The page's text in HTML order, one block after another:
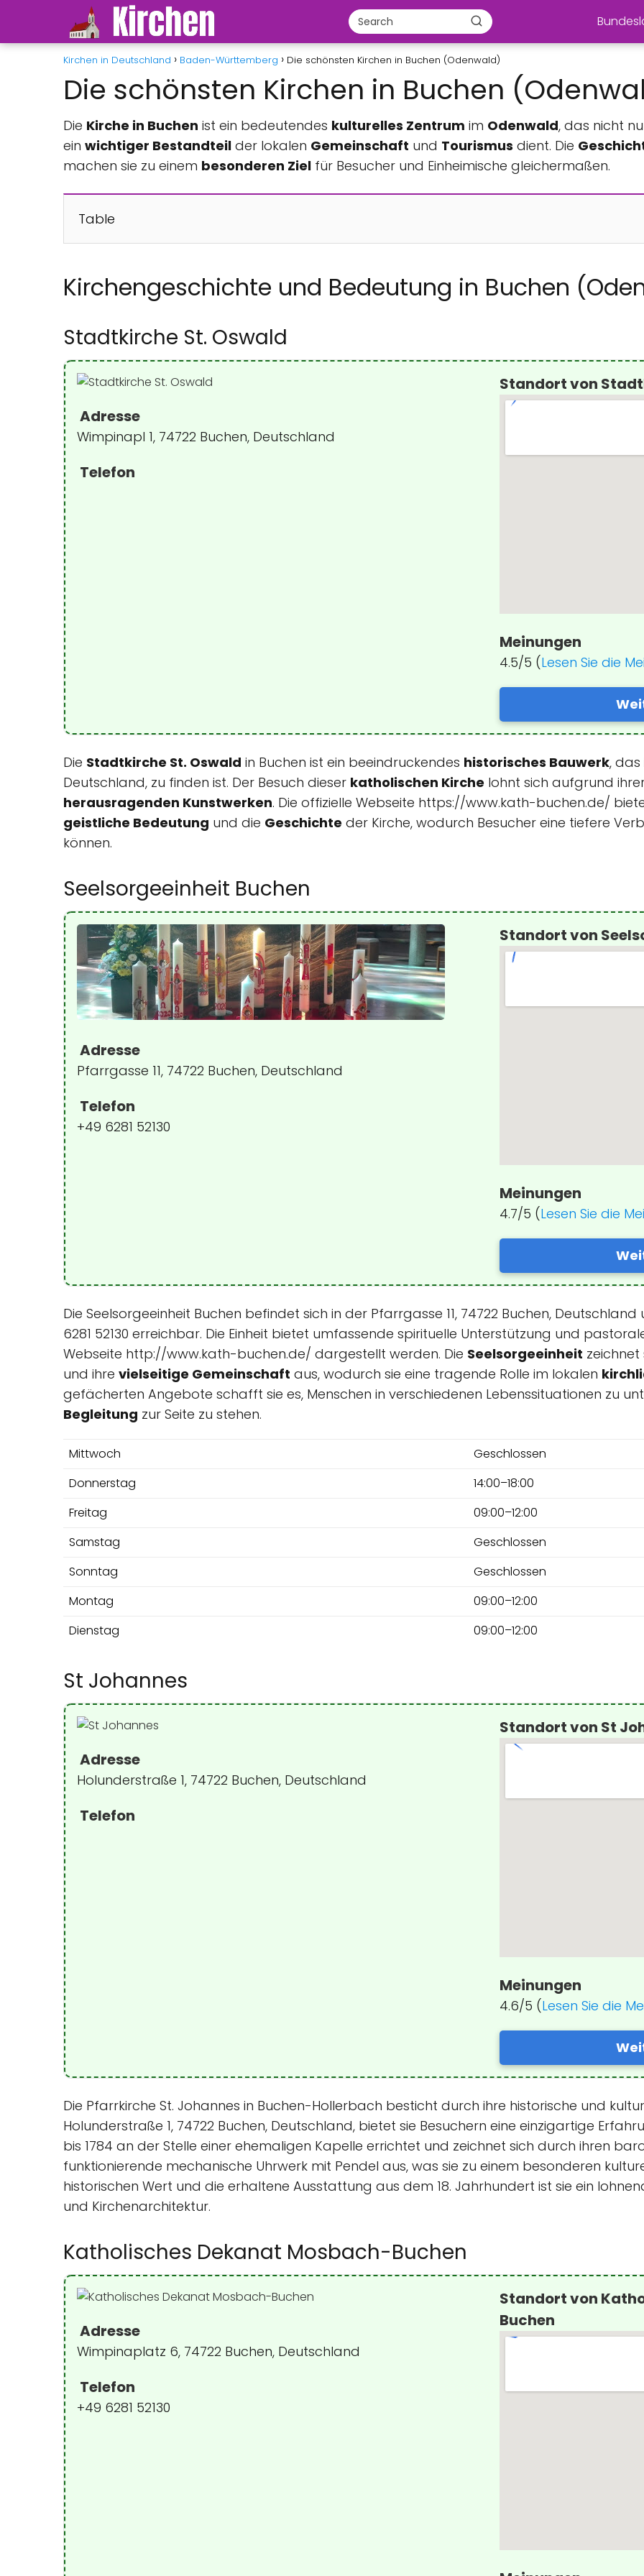
Kirchen in Deutschland Baden-Württemberg Die schönsten Kirchen in Buchen (Odenwald)
Die schönsten Kirchen in Buchen
Die Kirche in Buchen ist ein bedeutendes kulturelles Zentrum im Odenwald, das nicht
ein wichtiger Bestandteil der lokalen Gemeinschaft und Tourismus dient. Die
machen sie zu einem besonderen Ziel für Besucher und Einheimische gleichermaßen.
Table
Kirchengeschichte und Bedeutung in Buchen
Stadtkirche St. Oswald
Adresse
Wimpinapl 1, 74722 Buchen, Deutschland
Telefon
Standort von
Meinungen
4.5/5 (Lesen Sie die
Die Stadtkirche St. Oswald in Buchen ist ein beeindruckendes historisches Bauwerk, das
Deutschland, zu finden ist. Der Besuch dieser katholischen Kirche lohnt sich aufgrund
herausragenden Kunstwerken. Die offizielle Webseite https://www.kath-buchen.de/
geistliche Bedeutung und die Geschichte der Kirche, wodurch Besucher eine tiefere
können.
Seelsorgeeinheit Buchen
Adresse
Pfarrgasse 11, 74722 Buchen, Deutschland
Telefon
+49 6281 52130
Standort von
Meinungen
4.7/5 (Lesen Sie die
Die Seelsorgeeinheit Buchen befindet sich in der Pfarrgasse 11, 74722 Buchen,
6281 52130 erreichbar. Die Einheit bietet umfassende spirituelle Unterstützung und
Webseite http://www.kath-buchen.de/ dargestellt werden. Die Seelsorgeeinheit zeichnet
und ihre vielseitige Gemeinschaft aus, wodurch sie eine tragende Rolle im lokalen
gefächerten Angebote schafft sie es, Menschen in verschiedenen Lebenssituationen zu
Begleitung zur Seite zu stehen.
Mittwoch
Geschlossen
Donnerstag
14:00–18:00
Freitag
09:00–12:00
Samstag
Geschlossen
Sonntag
Geschlossen
Montag
09:00–12:00
Dienstag
09:00–12:00
St Johannes
Adresse
Holunderstraße 1, 74722 Buchen, Deutschland
Telefon
Standort von St
Meinungen
4.6/5 (Lesen Sie die
Die Pfarrkirche St. Johannes in Buchen-Hollerbach besticht durch ihre historische und
Holunderstraße 1, 74722 Buchen, Deutschland, bietet sie Besuchern eine einzigartige
bis 1784 an der Stelle einer ehemaligen Kapelle errichtet und zeichnet sich durch ihren
funktionierende mechanische Uhrwerk mit Pendel aus, was sie zu einem besonderen
historischen Wert und die erhaltene Ausstattung aus dem 18. Jahrhundert ist sie ein
und Kirchenarchitektur.
Katholisches Dekanat Mosbach-Buchen
Adresse
Wimpinaplatz 6, 74722 Buchen, Deutschland
Telefon
+49 6281 52130
Standort von
Buchen